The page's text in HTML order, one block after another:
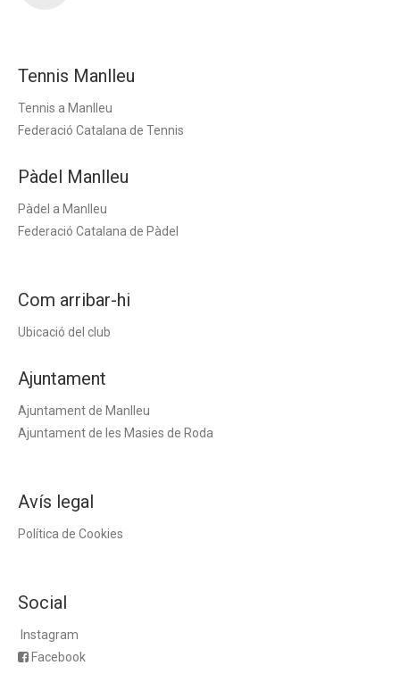
Tennis Manlleu
Tennis a Manlleu
Federació Catalana de Tennis
Pàdel Manlleu
Pàdel a Manlleu
Federació Catalana de Pàdel
Com arribar-hi
Ubicació del club
Ajuntament
Ajuntament de Manlleu
Ajuntament de les Masies de Roda
Avís legal
Política de Cookies
Social
Instagram
Facebook